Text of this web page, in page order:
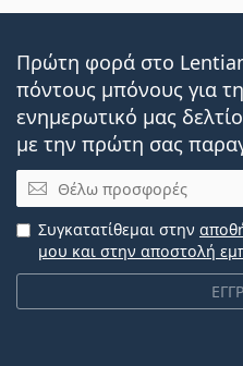
Πρώτη φορά στο
πόντους μπόνους για
ενημερωτικό μας
με την πρώτη σας
Email
Συγκατατίθεμαι στην
μου και στην αποστολή